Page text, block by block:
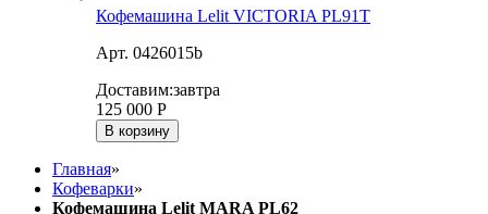
Кофемашина Lelit VICTORIA PL91T
Арт. 0426015b
Доставим:завтра
125 000 Р
В корзину
Главная»
Кофеварки»
Кофемашина Lelit MARA PL62